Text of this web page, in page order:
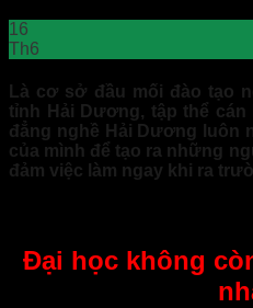
16
Th6
Là cơ sở đầu mối đào tạo
tỉnh Hải Dương, tập thể
đẳng nghề Hải Dương luôn
của mình để tạo ra những
đảm việc làm ngay khi ra
Đại học không